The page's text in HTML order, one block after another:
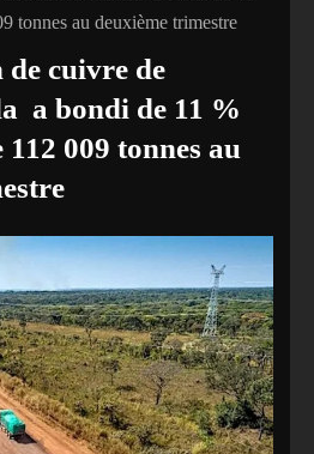
tonnes au deuxième trimestre
cuivre de
a bondi de 11 %
009 tonnes au